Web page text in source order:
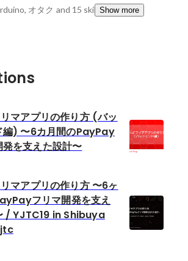
オタク and 15 skillsShow more
マアプリの作り方 (バッ
編) 〜6カ月間のPayPay
発を支えた設計〜
マアプリの作り方 〜6ヶ
フリマ開発を支え
/ YJTC19 in Shibuya